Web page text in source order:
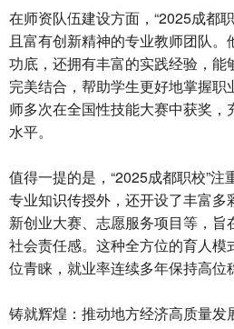
在师资队伍建设方面，“2025成都
且富有创新精神的专业教师团队
功底，还拥有丰富的实践经验，能
完美结合，帮助学生更好地掌握职
师多次在全国性技能大赛中获奖，
水平。
值得一提的是，“2025成都职校”注
专业知识传授外，还开设了丰富多
新创业大赛、志愿服务项目等，旨
社会责任感。这种全方位的育人模
位青睐，就业率连续多年保持高位
铸就辉煌：推动地方经济高质量发